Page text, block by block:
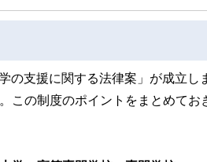
の支援に関する法律案」が成立
この制度のポイントをまとめてお